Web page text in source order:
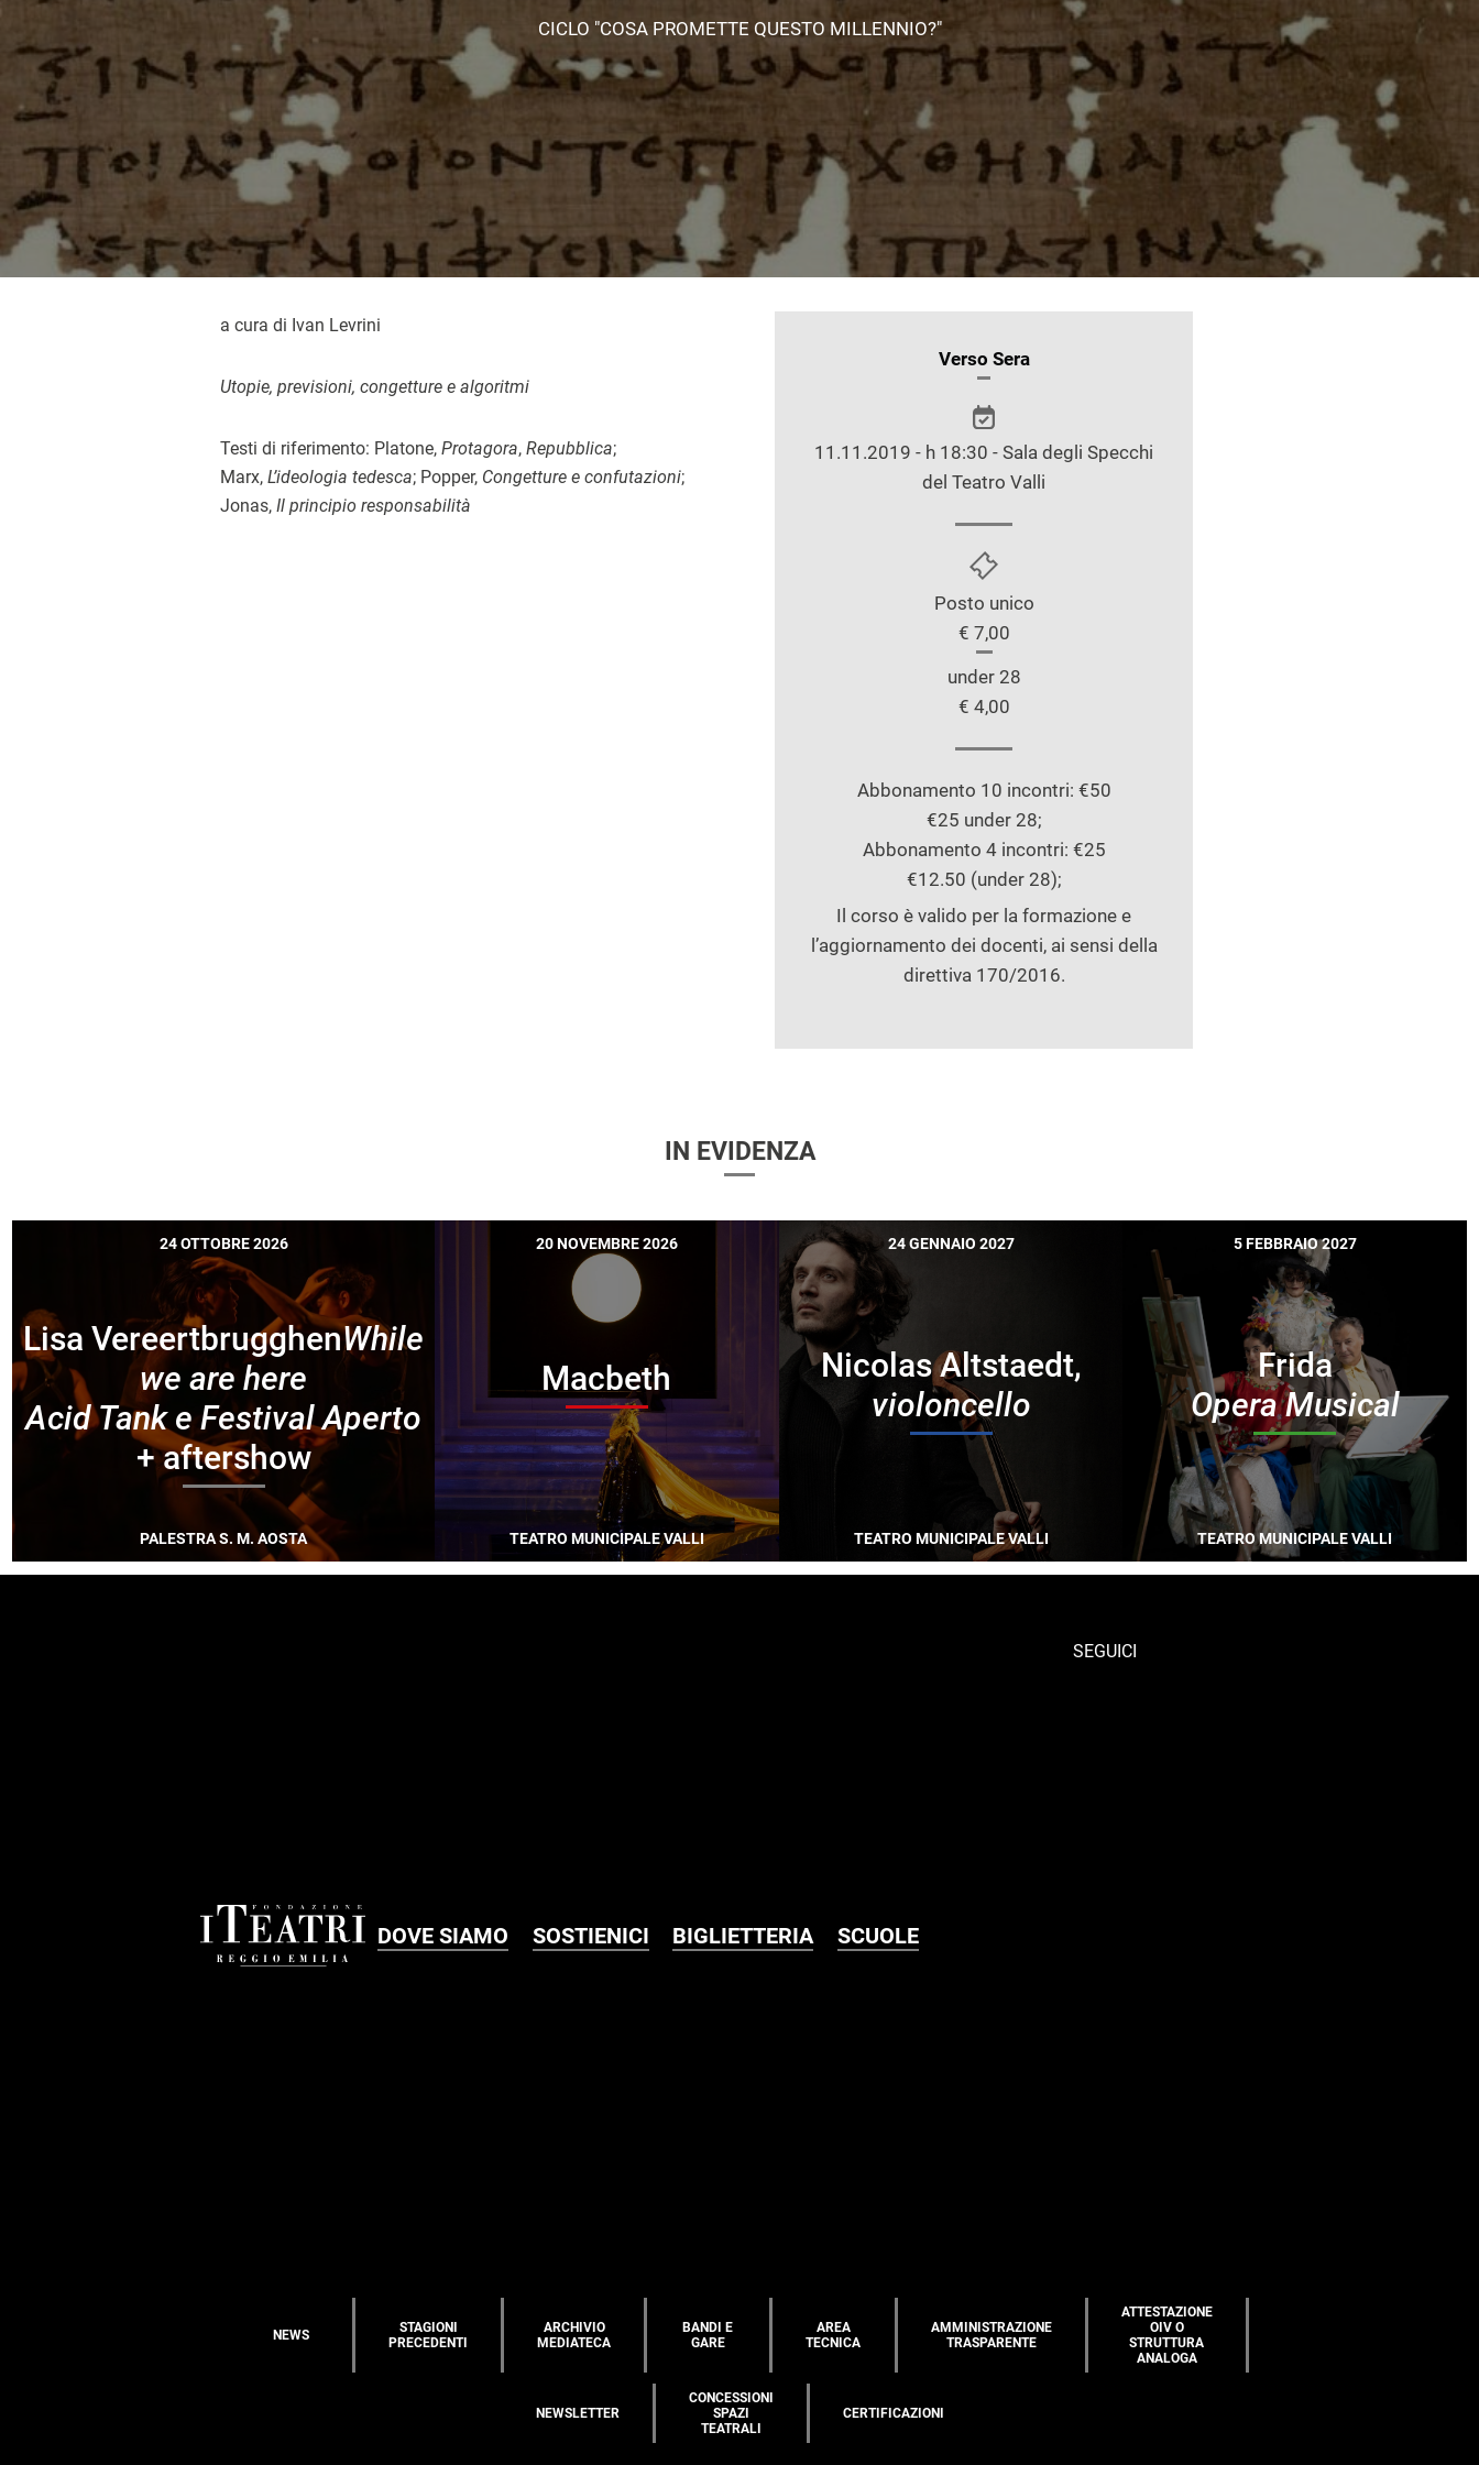
CICLO "COSA PROMETTE QUESTO MILLENNIO?"
a cura di Ivan Levrini
Utopie, previsioni, congetture e algoritmi
Testi di riferimento: Platone, Protagora, Repubblica;
Marx, L’ideologia tedesca; Popper, Congetture e confutazioni;
Jonas, Il principio responsabilità
INFORMAZIONIVerso Sera
11.11.2019 - h 18:30 - Sala degli Specchi
del Teatro Valli
Posto unico
€ 7,00
under 28
€ 4,00
Abbonamento 10 incontri: €50
€25 under 28;
Abbonamento 4 incontri: €25
€12.50 (under 28);
Il corso è valido per la formazione e
l’aggiornamento dei docenti, ai sensi della
direttiva 170/2016.
IN EVIDENZA
24 OTTOBRE 2026
Lisa VereertbrugghenWhile
we are here
Acid Tank e Festival Aperto
+ aftershow
PALESTRA S. M. AOSTA
20 NOVEMBRE 2026
Macbeth
TEATRO MUNICIPALE VALLI
24 GENNAIO 2027
Nicolas Altstaedt,
violoncello
TEATRO MUNICIPALE VALLI
5 FEBBRAIO 2027
Frida
Opera Musical
TEATRO MUNICIPALE VALLI
DOVE SIAMO SOSTIENICI BIGLIETTERIA SCUOLE
SEGUICI
NEWS
STAGIONI
PRECEDENTI
ARCHIVIO
MEDIATECA
BANDI E
GARE
AREA
TECNICA
AMMINISTRAZIONE
TRASPARENTE
ATTESTAZIONE
OIV O
STRUTTURA
ANALOGA
NEWSLETTER
CONCESSIONI
SPAZI
TEATRALI
CERTIFICAZIONI